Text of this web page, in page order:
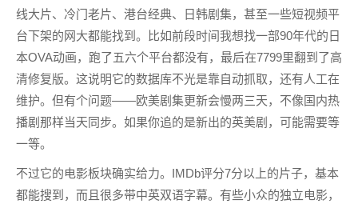
线大片、冷门老片、港台经典、日韩剧集，甚至一些短视频平
台下架的网大都能找到。比如前段时间我想找一部90年代的日
本OVA动画，跑了五六个平台都没有，最后在7799里翻到了高
清修复版。这说明它的数据库不光是靠自动抓取，还有人工在
维护。但有个问题——欧美剧集更新会慢两三天，不像国内热
播剧那样当天同步。如果你追的是新出的英美剧，可能需要等
一等。
不过它的电影板块确实给力。IMDb评分7分以上的片子，基本
都能搜到，而且很多带中英双语字幕。有些小众的独立电影，